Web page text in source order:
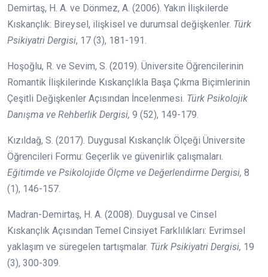
Demirtaş, H. A. ve Dönmez, A. (2006). Yakın İlişkilerde
Kıskançlık: Bireysel, ilişkisel ve durumsal değişkenler. Türk
Psikiyatri Dergisi, 17 (3), 181-191.
Hoşoğlu, R. ve Sevim, S. (2019). Üniversite Öğrencilerinin
Romantik İlişkilerinde Kıskançlıkla Başa Çıkma Biçimlerinin
Çeşitli Değişkenler Açısından İncelenmesi. Türk Psikolojik
Danışma ve Rehberlik Dergisi, 9 (52), 149-179.
Kızıldağ, S. (2017). Duygusal Kıskançlık Ölçeği Üniversite
Öğrencileri Formu: Geçerlik ve güvenirlik çalışmaları.
Eğitimde ve Psikolojide Ölçme ve Değerlendirme Dergisi, 8
(1), 146-157.
Madran-Demirtaş, H. A. (2008). Duygusal ve Cinsel
Kıskançlık Açısından Temel Cinsiyet Farklılıkları: Evrimsel
yaklaşım ve süregelen tartışmalar. Türk Psikiyatri Dergisi, 19
(3), 300-309.